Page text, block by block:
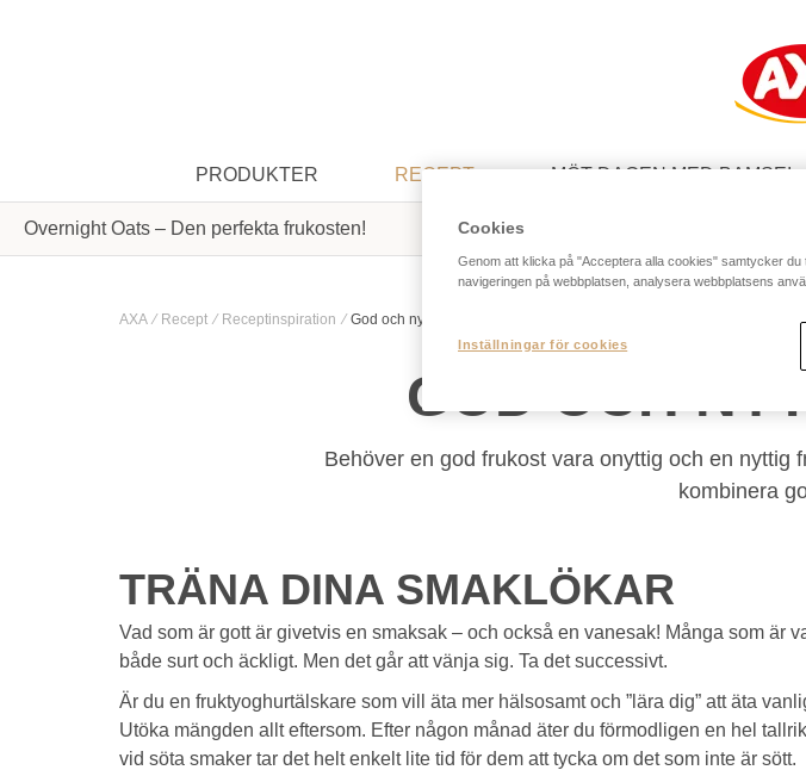
PRODUKTER RECEPT MÖT DAGEN MED BAMSE!
Overnight Oats – Den perfekta frukosten! Bamse-recept
AXA Recept Receptinspiration God och nyttig frukost
GOD OCH
Behöver en god frukost vara onyttig och en
kombinera
TRÄNA DINA SMAKLÖKAR
Vad som är gott är givetvis en smaksak – och också en vanesak! Många som
både surt och äckligt. Men det går att vänja sig. Ta det successivt.
Är du en fruktyoghurtälskare som vill äta mer hälsosamt och ”lära dig” att äta
Utöka mängden allt eftersom. Efter någon månad äter du förmodligen en hel
vid söta smaker tar det helt enkelt lite tid för dem att tycka om det som inte är sött.
Cookies
Genom att klicka på "Acceptera alla cookies" samtycker
navigeringen på webbplatsen, analysera webbplatsens
Inställningar för cookies